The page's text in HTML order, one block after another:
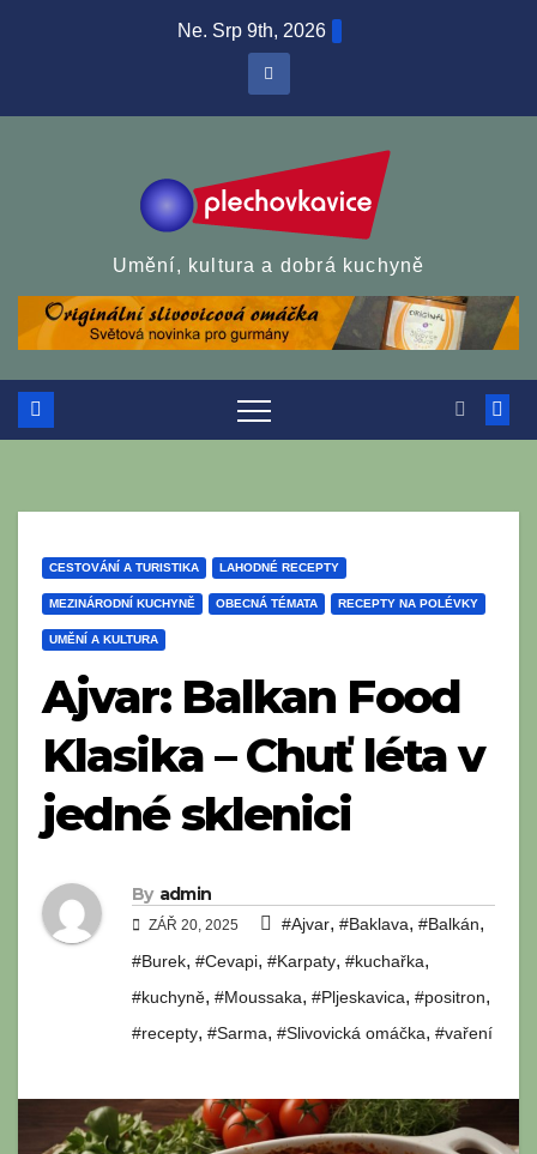
Ne. Srp 9th, 2026
Umění, kultura a dobrá kuchyně
CESTOVÁNÍ A TURISTIKA LAHODNÉ RECEPTY
MEZINÁRODNÍ KUCHYNĚ OBECNÁ TÉMATA RECEPTY NA POLÉVKY
UMĚNÍ A KULTURA
Ajvar: Balkan Food
Klasika – Chuť léta v
jedné sklenici
By admin
ZÁŘ 20, 2025 #Ajvar, #Baklava, #Balkán,
#Burek, #Cevapi, #Karpaty, #kuchařka,
#kuchyně, #Moussaka, #Pljeskavica, #positron,
#recepty, #Sarma, #Slivovická omáčka, #vaření